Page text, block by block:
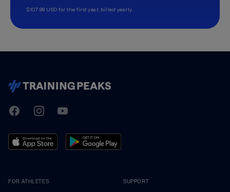
$107.99 USD for the first year, billed yearly.
TrainingPeaks
FacebookInstagramYoutube
FOR ATHLETES SUPPORT